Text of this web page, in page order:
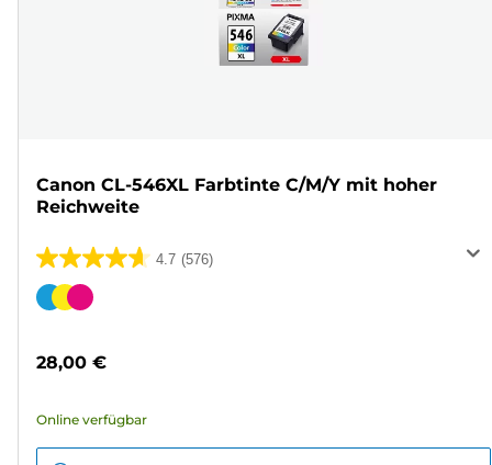
Canon CL-546XL Farbtinte C/M/Y mit hoher
Reichweite
4.7 (576)
4.7
von
576
Farbpatrone
28,00 €
Online verfügbar